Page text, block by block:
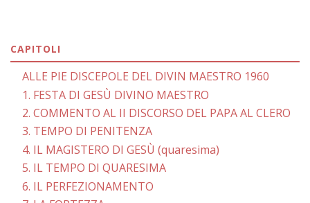
CAPITOLI
ALLE PIE DISCEPOLE DEL DIVIN MAESTRO 1960
1. FESTA DI GESÙ DIVINO MAESTRO
2. COMMENTO AL II DISCORSO DEL PAPA AL CLERO
3. TEMPO DI PENITENZA
4. IL MAGISTERO DI GESÙ (quaresima)
5. IL TEMPO DI QUARESIMA
6. IL PERFEZIONAMENTO